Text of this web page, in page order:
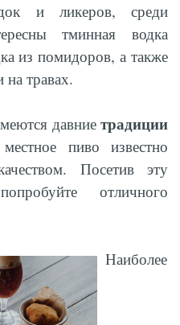
и ликеров, среди
тминная водка
из помидоров, а также
травах.
давниетрадиции
пиво известно
Посетив эту
отличного
Наиболее